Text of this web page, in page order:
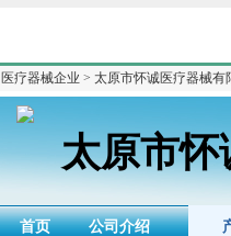
医疗器械企业 > 太原市怀诚医疗器械有
太原市怀
首页 公司介绍